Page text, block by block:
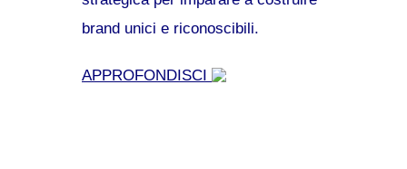
brand unici e riconoscibili.
APPROFONDISCI